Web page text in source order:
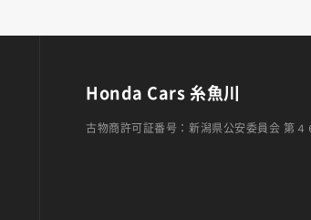
Honda Cars 糸魚川
古物商許可証番号：新潟県公安委員会 第